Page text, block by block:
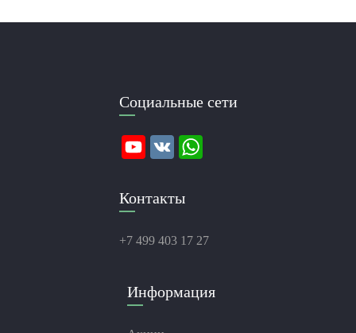
Социальные сети
Контакты
+7 499 403 17 27
Информация